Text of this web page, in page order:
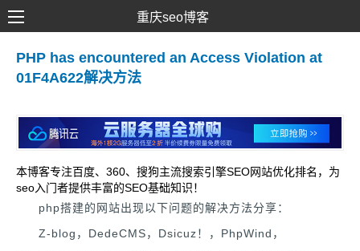
SEO优化
网络推广
SEM营销
重庆seo博客
PHP has encountered an Access Violation at
01F4A622解决方法
本博客专注百度、360、搜狗主流搜索引擎SEO网站优化排名，为
seo入门者提供丰富的SEO基础知识！
php搭建的网站出现以下问题的解决方法分享：
Z-blog，DedeCMS，Dsicuz！，PhpWind，